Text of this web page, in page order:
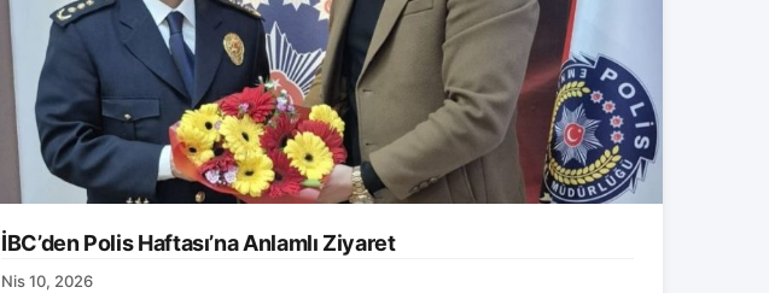
İBC’den Polis Haftası’na Anlamlı Ziyaret
Nis 10, 2026